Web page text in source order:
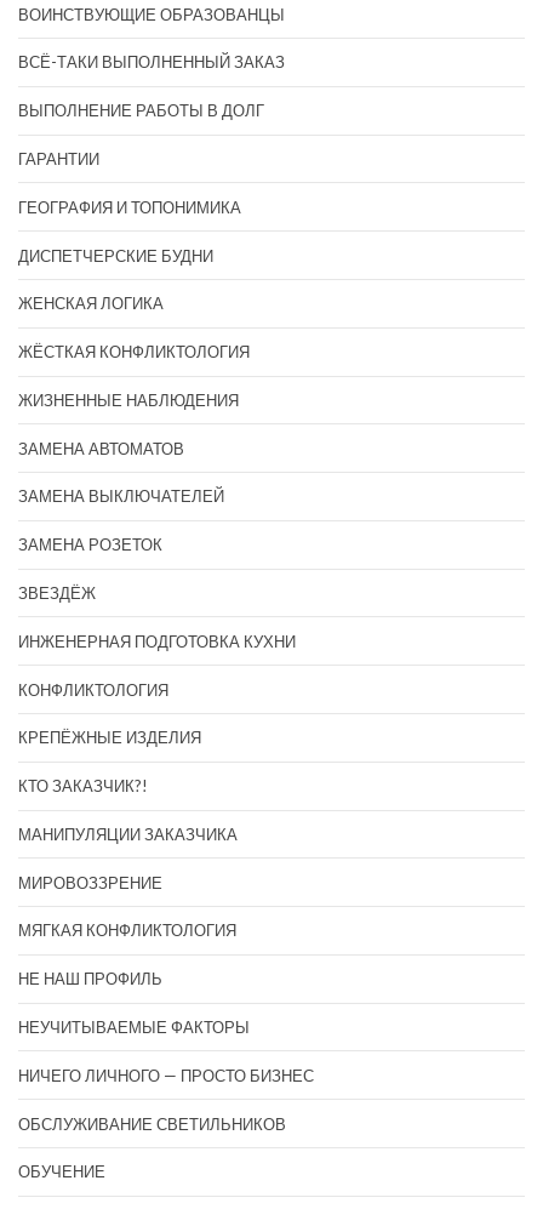
ВОИНСТВУЮЩИЕ ОБРАЗОВАНЦЫ
ВСЁ-ТАКИ ВЫПОЛНЕННЫЙ ЗАКАЗ
ВЫПОЛНЕНИЕ РАБОТЫ В ДОЛГ
ГАРАНТИИ
ГЕОГРАФИЯ И ТОПОНИМИКА
ДИСПЕТЧЕРСКИЕ БУДНИ
ЖЕНСКАЯ ЛОГИКА
ЖЁСТКАЯ КОНФЛИКТОЛОГИЯ
ЖИЗНЕННЫЕ НАБЛЮДЕНИЯ
ЗАМЕНА АВТОМАТОВ
ЗАМЕНА ВЫКЛЮЧАТЕЛЕЙ
ЗАМЕНА РОЗЕТОК
ЗВЕЗДЁЖ
ИНЖЕНЕРНАЯ ПОДГОТОВКА КУХНИ
КОНФЛИКТОЛОГИЯ
КРЕПЁЖНЫЕ ИЗДЕЛИЯ
КТО ЗАКАЗЧИК?!
МАНИПУЛЯЦИИ ЗАКАЗЧИКА
МИРОВОЗЗРЕНИЕ
МЯГКАЯ КОНФЛИКТОЛОГИЯ
НЕ НАШ ПРОФИЛЬ
НЕУЧИТЫВАЕМЫЕ ФАКТОРЫ
НИЧЕГО ЛИЧНОГО — ПРОСТО БИЗНЕС
ОБСЛУЖИВАНИЕ СВЕТИЛЬНИКОВ
ОБУЧЕНИЕ